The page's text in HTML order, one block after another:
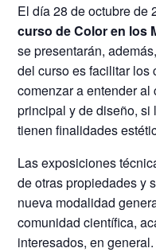
El día 28 de octubre de
curso de Color en los
se presentarán,
del curso es facilitar los
comenzar a entender
principal y de diseño, si
tienen finalidades
Las exposiciones
de otras propiedades y
nueva modalidad
comunidad científica,
interesados, en general.